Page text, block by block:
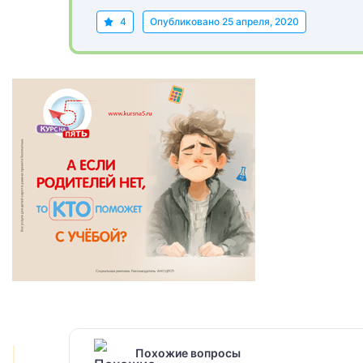
4 Опубликовано 25 апреля, 2020
Похожие вопросы